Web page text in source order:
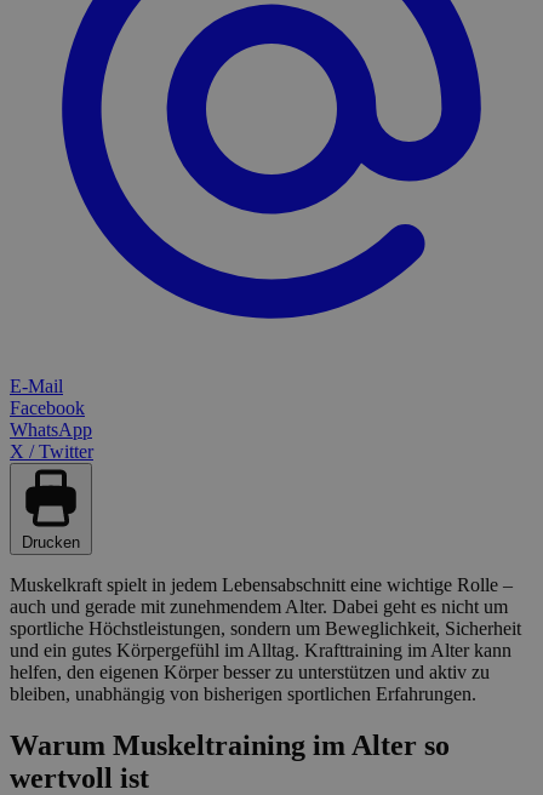
E-Mail
Facebook
WhatsApp
X / Twitter
Drucken
Muskelkraft spielt in jedem Lebensabschnitt eine wichtige Rolle –
auch und gerade mit zunehmendem Alter. Dabei geht es nicht um
sportliche Höchstleistungen, sondern um Beweglichkeit, Sicherheit
und ein gutes Körpergefühl im Alltag. Krafttraining im Alter kann
helfen, den eigenen Körper besser zu unterstützen und aktiv zu
bleiben, unabhängig von bisherigen sportlichen Erfahrungen.
Warum Muskeltraining im Alter so
wertvoll ist